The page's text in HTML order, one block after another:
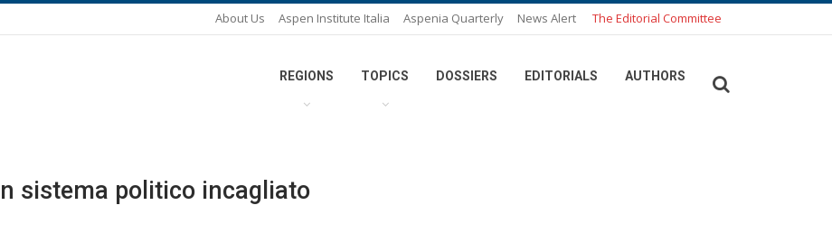
About Us Aspen Institute Italia Aspenia Quarterly News Alert The Editorial Committee
REGIONS TOPICS DOSSIERS EDITORIALS AUTHORS
sistema politico incagliato